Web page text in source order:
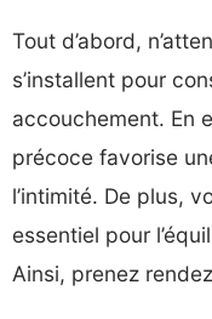
Tout d’abord,
s’installent pour
accouchement. En
précoce favorise
l’intimité. De plus,
essentiel pour
Ainsi, prenez